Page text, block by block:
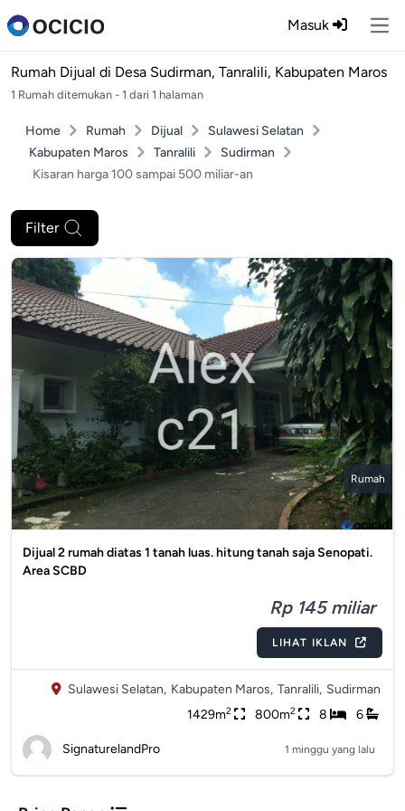
Masuk
Rumah Dijual di Desa Sudirman, Tanralili, Kabupaten Maros
1 Rumah ditemukan - 1 dari 1 halaman
Home Rumah Dijual
Sulawesi Selatan
Kabupaten Maros
Tanralili
Sudirman
Kisaran harga 100 sampai 500 miliar-an
Filter
Rumah
Dijual 2 rumah diatas 1 tanah luas. hitung tanah saja Senopati.
Area SCBD
Rp 145 miliar
LIHAT IKLAN
Sulawesi Selatan, Kabupaten Maros, Tanralili, Sudirman
1429m2 800m2 8 6
SignaturelandPro 1 minggu yang lalu